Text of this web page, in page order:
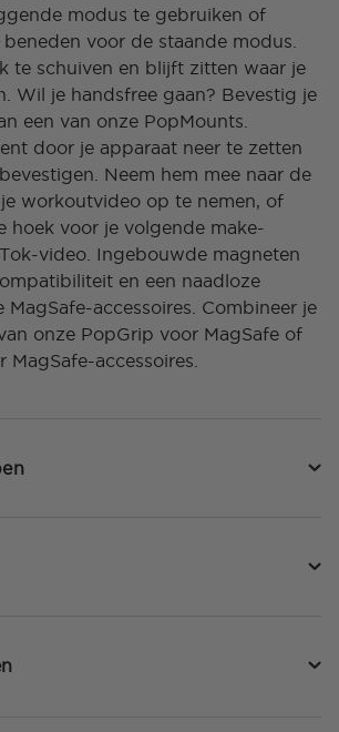
modus te gebruiken of
voor de staande modus.
te schuiven en blijft zitten waar je
Wil je handsfree gaan? Bevestig je
een van onze PopMounts.
door je apparaat neer te zetten
Neem hem mee naar de
workoutvideo op te nemen, of
hoek voor je volgende make-
video. Ingebouwde magneten
en een naadloze
MagSafe-accessoires. Combineer je
onze PopGrip voor MagSafe of
accessoires.